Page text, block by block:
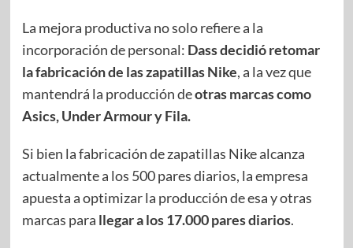
La mejora productiva no solo refiere a la
incorporación de personal: Dass decidió retomar
la fabricación de las zapatillas Nike, a la vez que
mantendrá la producción deotras marcas como
Asics, Under Armour y Fila.
Si bien la fabricación de zapatillas Nike alcanza
actualmente a los 500 pares diarios, la empresa
apuesta a optimizar la producción de esa y otras
marcas para llegar a los 17.000 pares diarios.